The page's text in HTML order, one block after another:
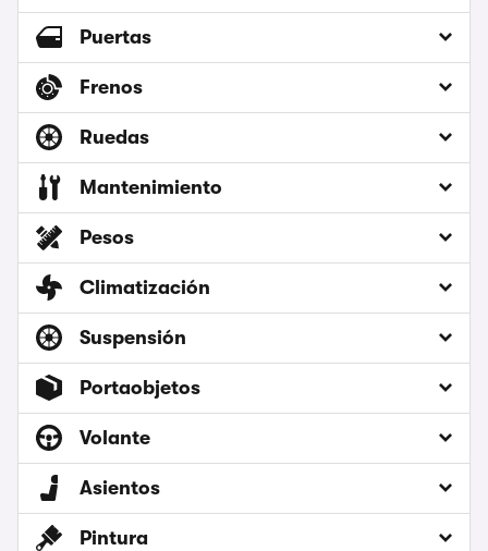
Puertas
Frenos
Ruedas
Mantenimiento
Pesos
Climatización
Suspensión
Portaobjetos
Volante
Asientos
Pintura